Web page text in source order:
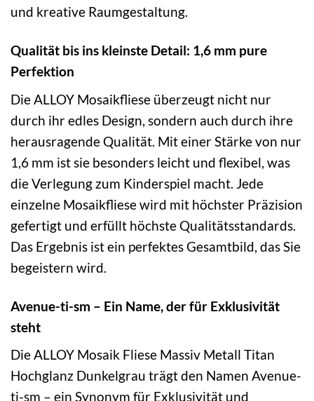
und kreative Raumgestaltung.
Qualität bis ins kleinste Detail: 1,6 mm pure
Perfektion
Die ALLOY Mosaikfliese überzeugt nicht nur
durch ihr edles Design, sondern auch durch ihre
herausragende Qualität. Mit einer Stärke von nur
1,6 mm ist sie besonders leicht und flexibel, was
die Verlegung zum Kinderspiel macht. Jede
einzelne Mosaikfliese wird mit höchster Präzision
gefertigt und erfüllt höchste Qualitätsstandards.
Das Ergebnis ist ein perfektes Gesamtbild, das Sie
begeistern wird.
Avenue-ti-sm – Ein Name, der für Exklusivität
steht
Die ALLOY Mosaik Fliese Massiv Metall Titan
Hochglanz Dunkelgrau trägt den Namen Avenue-
ti-sm – ein Synonym für Exklusivität und